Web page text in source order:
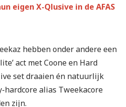
eigen X-Qlusive in de AFAS
hebben onder andere een
act met Coone en Hard
set draaien én natuurlijk
hardcore alias Tweekacore
zijn.